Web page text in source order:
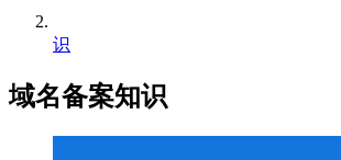
识
域名备案知识